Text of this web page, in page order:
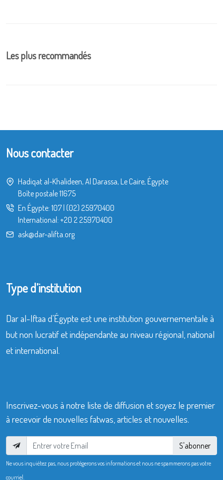
Les plus recommandés
Nous contacter
Hadiqat al-Khalideen, Al Darassa, Le Caire, Égypte
Boîte postale 11675
En Égypte: 107| (02) 25970400
International: +20 2 25970400
ask@dar-alifta.org
Type d’institution
Dar al-Iftaa d’Égypte est une institution gouvernementale à
but non lucratif et indépendante au niveau régional, national
et international.
Inscrivez-vous à notre liste de diffusion et soyez le premier
à recevoir de nouvelles fatwas, articles et nouvelles.
S'abonner
Ne vous inquiétez pas, nous protégerons vos informations et nous ne spammerons pas votre
courriel.